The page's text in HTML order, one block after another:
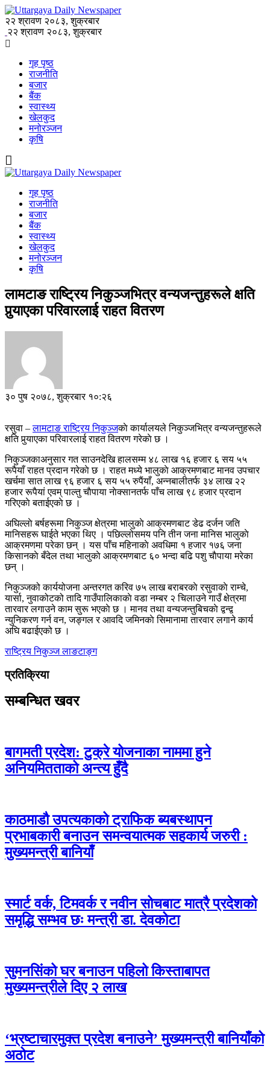
२२ श्रावण २०८३, शुक्रबार
२२ श्रावण २०८३, शुक्रबार
गृह पृष्ठ
राजनीति
बजार
बैंक
स्वास्थ्य
खेलकुद
मनोरञ्जन
कृषि
गृह पृष्ठ
राजनीति
बजार
बैंक
स्वास्थ्य
खेलकुद
मनोरञ्जन
कृषि
लामटाङ राष्ट्रिय निकुञ्जभित्र वन्यजन्तुहरूले क्षति
पुर्‍याएका परिवारलाई राहत वितरण
३० पुष २०७८, शुक्रबार १०:२६
रसुवा –लामटाङ राष्ट्रिय निकुञ्जकाे कार्यालयले निकुञ्जभित्र वन्यजन्तुहरूले
क्षति पुर्‍याएका परिवारलाई राहत वितरण गरेकाे छ ।
निकुञ्जकाअनुसार गत साउनदेखि हालसम्म ४८ लाख १६ हजार ६ सय ५५
रूपैयाँ राहत प्रदान गरेकाे छ । राहत मध्ये भालुकाे आक्रमणबाट मानव उपचार
खर्चमा सात लाख ९६ हजार ६ सय ५५ रुपैंयाँ, अन्नबालीतर्फ ३४ लाख २२
हजार रूपैयां एवम् पाल्तु चाैपाया नाेक्सानतर्फ पाँच लाख ९८ हजार प्रदान
गरिएकाे बताईएकाे छ ।
अघिल्लाे बर्षहरूमा निकुञ्ज क्षेत्रमा भालुकाे आक्रमणबाट डेढ दर्जन जति
मानिसहरू घाईते भएका थिए । पछिल्लोसमय पनि तीन जना मानिस भालुकाे
आक्रमणमा परेका छन् । यस पाँच महिनाकाे अवधिमा १ हजार १७६ जना
किसानकाे बँदेल तथा भालुकाे आक्रमणबाट ६० भन्दा बढि पशु चाैपाया मरेका
छन् ।
निकुञ्जको कार्ययोजना अन्तरगत करिव ७५ लाख बराबरकाे रसुवाकाे राम्चे,
यार्सा, नुवाकोटको तादि गाउँपालिकाकाे वडा नम्बर २ चिलाउने गाउँ क्षेत्रमा
तारवार लगाउने काम सुरू भएकाे छ । मानव तथा वन्यजन्तुबिचकाे द्वन्द्व
न्युनिकरण गर्न वन, जङ्गल र आवदि जमिनकाे सिमानामा तारवार लगाने कार्य
अघि बढाईएको छ ।
राष्ट्रिय निकुञ्जलाङटाङ्ग
प्रतिक्रिया
सम्बन्धित खवर
बागमती प्रदेश: टुक्रे योजनाका नाममा हुने
अनियमितताको अन्त्य हुँदै
काठमाडौ उपत्यकाको ट्राफिक ब्यबस्थापन
प्रभाबकारी बनाउन समन्वयात्मक सहकार्य जरुरी :
मुख्यमन्त्री बानियाँ
स्मार्ट वर्क, टिमवर्क र नवीन सोचबाट मात्रै प्रदेशको
समृद्धि सम्भव छः मन्त्री डा. देवकोटा
सुमनसिंको घर बनाउन पहिलो किस्ताबापत
मुख्यमन्त्रीले दिए २ लाख
‘भ्रष्टाचारमुक्त प्रदेश बनाउने’ मुख्यमन्त्री बानियाँको
अठोट